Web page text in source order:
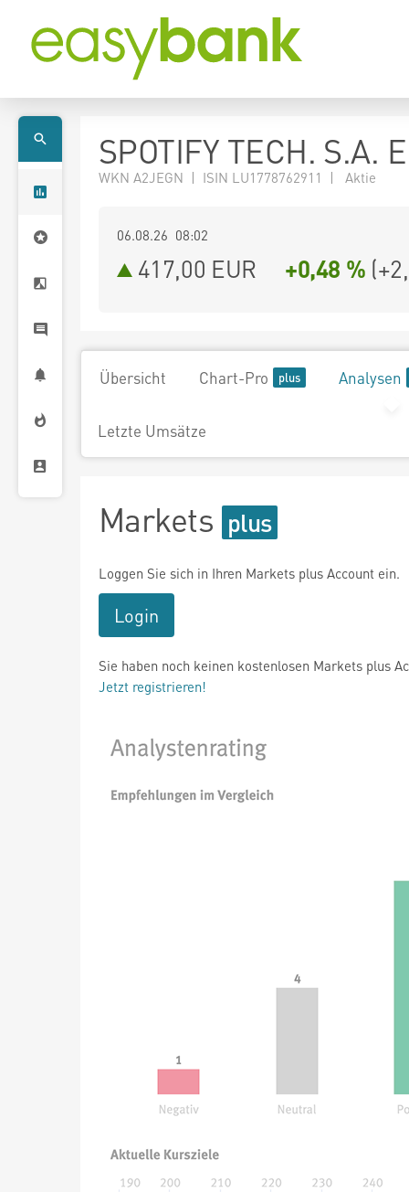
SPOTIFY TECH. S.A.
WKN A2JEGN | ISIN LU1778762911 | Aktie
06.08.26 08:02
417,00 EUR +0,48 % (
Übersicht Chart-Pro Analysen
Letzte Umsätze
Markets
Loggen Sie sich in Ihren Markets plus Account ein.
Login
Sie haben noch keinen kostenlosen Markets plus
Jetzt registrieren!